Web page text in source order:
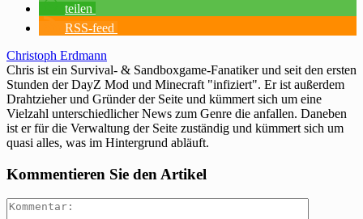
teilen
RSS-feed
Christoph Erdmann
Chris ist ein Survival- & Sandboxgame-Fanatiker und seit den ersten
Stunden der DayZ Mod und Minecraft "infiziert". Er ist außerdem
Drahtzieher und Gründer der Seite und kümmert sich um eine
Vielzahl unterschiedlicher News zum Genre die anfallen. Daneben
ist er für die Verwaltung der Seite zuständig und kümmert sich um
quasi alles, was im Hintergrund abläuft.
Kommentieren Sie den Artikel